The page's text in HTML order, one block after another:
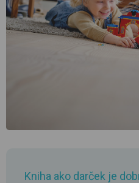
Kniha ako darček je